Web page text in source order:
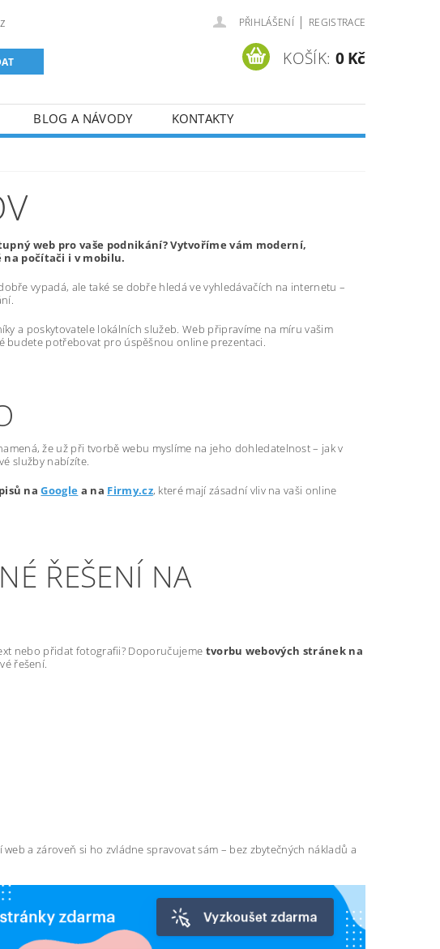
PŘIHLÁŠENÍ | REGISTRACE
KOŠÍK: 0 Kč
BLOG A NÁVODY KONTAKTY
web pro vaše podnikání? Vytvoříme vám moderní,
počítači i v mobilu.
vypadá, ale také se dobře hledá ve vyhledávačích na internetu –
a poskytovatele lokálních služeb. Web připravíme na míru vašim
budete potřebovat pro úspěšnou online prezentaci.
že už při tvorbě webu myslíme na jeho dohledatelnost – jak v
služby nabízíte.
naGoogle a na Firmy.cz, které mají zásadní vliv na vaši online
ŘEŠENÍ NA
nebo přidat fotografii? Doporučujeme tvorbu webových stránek na
řešení.
a zároveň si ho zvládne spravovat sám – bez zbytečných nákladů a